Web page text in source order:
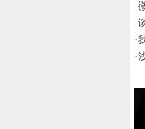
·
·
·
·